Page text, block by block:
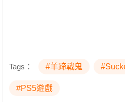
Tags： #羊蹄戰鬼
#PS5遊戲